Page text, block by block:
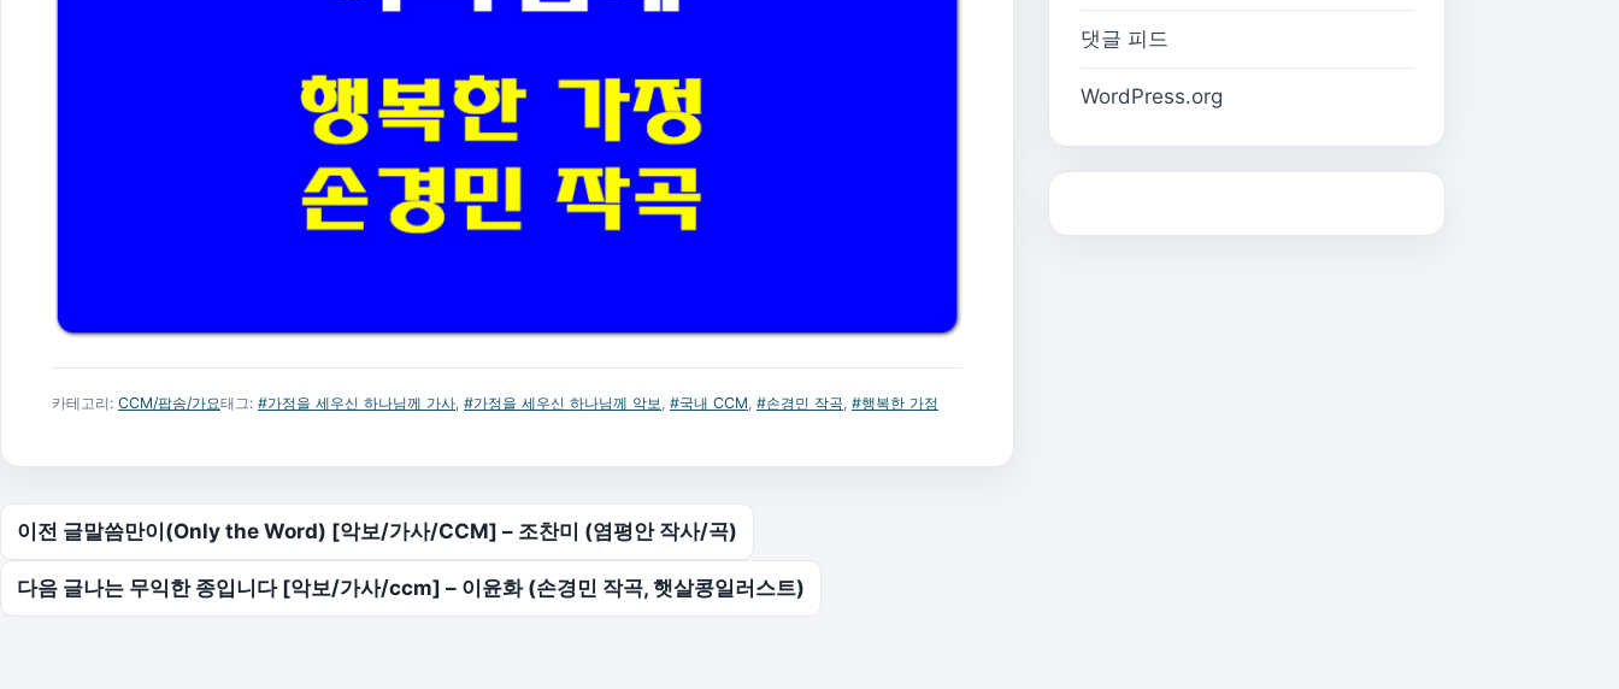
카테고리: CCM/팝송/가요태그: #가정을 세우신 하나님께 가사, #가정을 세우신 하나님께 악보, #국내 CCM, #손경민 작곡, #행복한 가정
글 탐색
이전 글말씀만이(Only the Word) [악보/가사/CCM] – 조찬미 (염평안 작사/곡)
다음 글나는 무익한 종입니다 [악보/가사/ccm] – 이윤화 (손경민 작곡, 햇살콩일러스트)
댓글 피드
WordPress.org